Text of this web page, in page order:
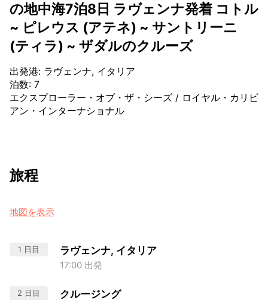
の地中海7泊8日 ラヴェンナ発着 コトル
~ ピレウス (アテネ) ~ サントリーニ
(ティラ) ~ ザダルのクルーズ
出発港: ラヴェンナ, イタリア
泊数: 7
エクスプローラー・オブ・ザ・シーズ / ロイヤル・カリビ
アン・インターナショナル
旅程
地図を表示
1 日目 ラヴェンナ, イタリア
17:00 出発
2 日目 クルージング